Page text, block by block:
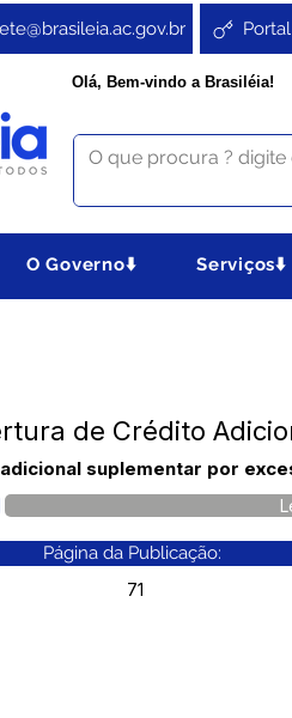
Olá, Bem-vindo a Brasiléia!
O Governo⬇️ Serviços⬇️
de Crédito
suplementar por
Página da Publicação:
71